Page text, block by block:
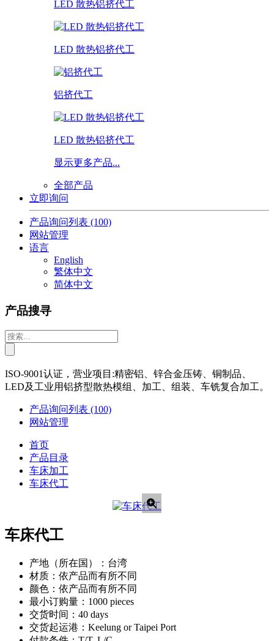
LED 散热铝挤代工
LED 散热铝挤代工
铝挤代工
LED 散热铝挤代工
显示更多产品...
全部产品
立即询问
产品询问列表 (100)
网站管理
语言
English
繁体中文
简体中文
产品搜寻
ISO-9001认证，营业项目:精密铝、锌合金压铸、铜制品、
LED及工业用铝挤型散热模组、加工、组装、车铣复合加工。
产品询问列表 (100)
网站管理
首页
产品目录
车床加工
车床代工
车床代工
产地（所在国）： 台湾
材质： 依产品而有所不同
颜色： 依产品而有所不同
最小订购量： 1000 pieces
交货时间： 40 days
交货起运港： Keelung or Taipei Port